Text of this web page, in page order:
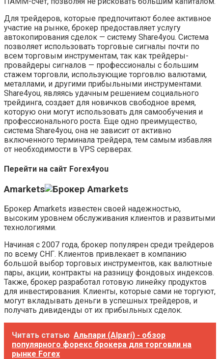
Для трейдеров, которые предпочитают более активное
участие на рынке, брокер предоставляет услугу
автокопирования сделок — систему Share4you. Система
позволяет использовать торговые сигналы почти по
всем торговым инструментам, так как трейдеры-
провайдеры сигналов — профессионалы с большим
стажем торговли, использующие торговлю валютами,
металлами, и другими прибыльными инструментами.
Share4you, являясь удачным решением социального
трейдинга, создает для новичков свободное время,
которую они могут использовать для самообучения и
профессионального роста. Еще одно преимущество,
система Share4you, она не зависит от активно
включенного терминала трейдера, тем самым избавляя
от необходимости в VPS серверах.
Перейти на сайт Forex4you
Amarkets
Брокер Amarkets известен своей надежностью,
высоким уровнем обслуживания клиентов и развитыми
технологиями.
Начиная с 2007 года, брокер популярен среди трейдеров
по всему СНГ. Клиентов привлекает в компанию
большой выбор торговых инструментов, как валютные
пары, акции, контракты на разницу фондовых индексов.
Также, брокер разработал готовую линейку продуктов
для инвестирования. Клиенты, которые сами не торгуют,
могут вкладывать деньги в успешных трейдеров, и
получать дивиденды от их прибыльных сделок.
Читать статью Альпари (Alpari) - обзор
популярного форекс брокера для торговли на
рынке Forex